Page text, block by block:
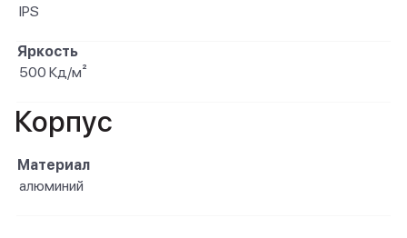
IPS
Яркость
500 Кд/м²
Корпус
Материал
алюминий